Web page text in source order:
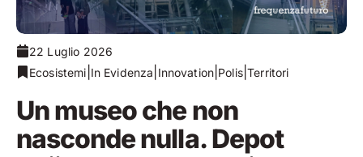
22 Luglio 2026
Ecosistemi In Evidenza Innovation Polis|Territori
Un museo che non
nasconde nulla. Depot